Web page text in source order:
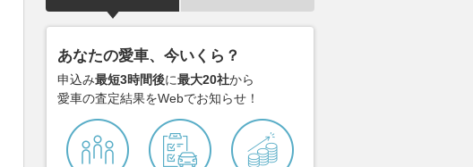
あなたの愛車、今いくら？
申込み最短3時間後に最大20社から
愛車の査定結果をWebでお知らせ！